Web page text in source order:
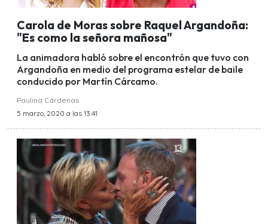
Carola de Moras sobre Raquel Argandoña:
"Es como la señora mañosa"
La animadora habló sobre el encontrón que tuvo con
Argandoña en medio del programa estelar de baile
conducido por Martín Cárcamo.
Paulina Cárdenas
5 marzo, 2020 a las 13:41